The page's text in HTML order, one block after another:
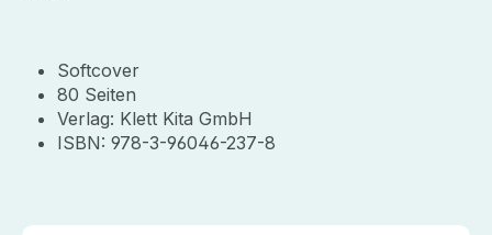
Softcover
80 Seiten
Verlag: Klett Kita GmbH
ISBN: 978-3-96046-237-8